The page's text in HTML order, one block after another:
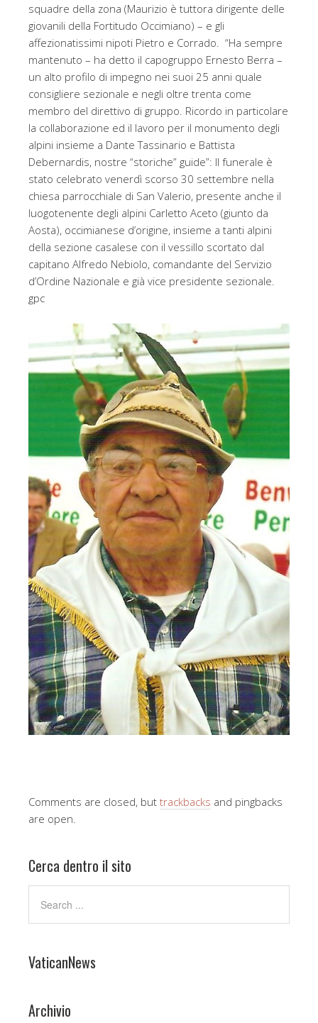
squadre della zona (Maurizio è tuttora dirigente delle
giovanili della Fortitudo Occimiano) – e gli
affezionatissimi nipoti Pietro e Corrado. “Ha sempre
mantenuto – ha detto il capogruppo Ernesto Berra –
un alto profilo di impegno nei suoi 25 anni quale
consigliere sezionale e negli oltre trenta come
membro del direttivo di gruppo. Ricordo in particolare
la collaborazione ed il lavoro per il monumento degli
alpini insieme a Dante Tassinario e Battista
Debernardis, nostre “storiche” guide”: Il funerale è
stato celebrato venerdì scorso 30 settembre nella
chiesa parrocchiale di San Valerio, presente anche il
luogotenente degli alpini Carletto Aceto (giunto da
Aosta), occimianese d’origine, insieme a tanti alpini
della sezione casalese con il vessillo scortato dal
capitano Alfredo Nebiolo, comandante del Servizio
d’Ordine Nazionale e già vice presidente sezionale.
gpc
Comments are closed, but trackbacks and pingbacks
are open.
Cerca dentro il sito
VaticanNews
Archivio